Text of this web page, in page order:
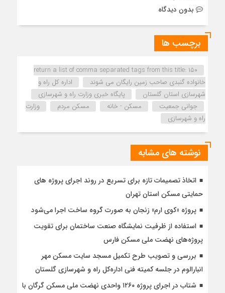
بدون دیدگاه
برچسب ها
return a list of comma separated tags from this title: ۱۵۰
خانواده گنبدی صاحب زمین رایگان می شوند
اداره كل راه و
شهرسازي استان گلستان
پایگاه خبری وزارت راه و شهرسازی
جوانی جمعیت
مسکن - خانه مسکن مردم
وزارت
راه و شهرسازی
نوشته های مشابه
اتخاذ تصمیمات تازه برای تسریع در روند اجرای پروژه های
حمایتی مسکن استان تهران
پروژه «کوی ارم» زنجان به صورت گروه ساخت اجرا می‌شود
استفاده از ظرفیت نمایشگاه صنعت ساختمان برای تقویت
پروژه‌های نهضت ملی مسکن فارس
بررسی و تصویب طرح تکمیل مسجد سایت مسکن مهر
انبارالوم در جلسه کمیته فنی اداره‌کل راه و شهرسازی گلستان
شتاب در اجرای پروژه ۱۲۶۰ واحدی نهضت ملی مسکن گرگان با